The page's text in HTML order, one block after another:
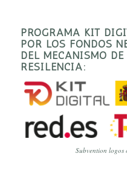
PROGRAMA KIT
POR LOS FONDOS
DEL MECANISMO
RESILENCIA:
Subvention logos